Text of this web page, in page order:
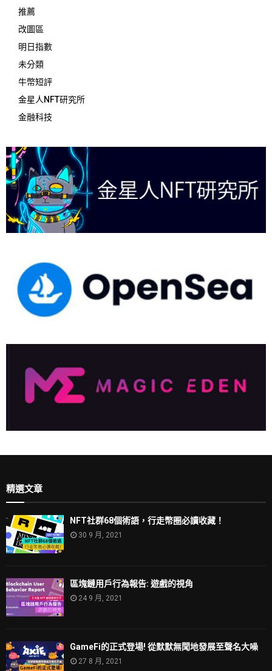
推薦
改圖區
明日指數
未分類
牛幣短評
金星人NFT研究所
金融科技
精選文章
NFT社群68個術語，行走幣圈必讀收藏！
30 9 月, 2021
區塊鏈用戶行為報告: 遊戲的視角
24 9 月, 2021
GameFi的正式登場! 從默默無聞地發展至聲名大噪
27 8 月, 2021